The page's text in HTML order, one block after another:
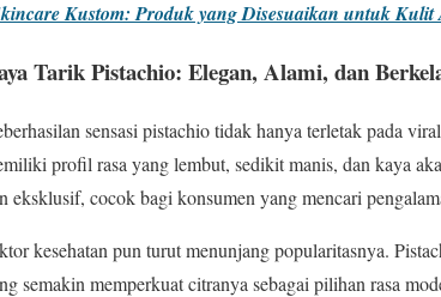
Kustom: Produk yang Disesuaikan untuk
Tarik Pistachio: Elegan, Alami, dan
sensasi pistachio tidak hanya terletak pada
profil rasa yang lembut, sedikit manis, dan kaya
eksklusif, cocok bagi konsumen yang mencari
kesehatan pun turut menunjang popularitasnya.
semakin memperkuat citranya sebagai pilihan rasa